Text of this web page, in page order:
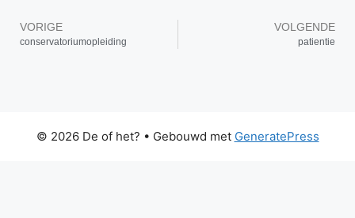
VORIGE
conservatoriumopleiding
VOLGENDE
patientie
© 2026 De of het? • Gebouwd met GeneratePress